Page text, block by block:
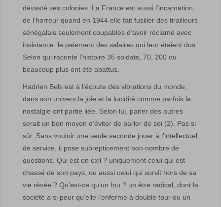
dévasté ses colonies. La France est aussi l’incarnation
de l’horreur quand en 1944 elle fait fusiller des tirailleurs
sénégalais seulement coupables d’avoir réclamé avec
insistance le paiement des salaires qui leur étaient dus.
Selon qui raconte l’histoire 35 soldats, 70, 200 ou
beaucoup plus ont été abattus.
Hadrien Bels est à l’écoute des vibrations du monde,
dans son univers la joie et la lucidité comme parfois la
nostalgie ont partie liée. Selon lui, parler des autres
serait un bon moyen d’éviter de parler de soi (2). Pas si
sûr. Sans vouloir une seule seconde jouer à l’intellectuel
de service, il pose subrepticement bon nombre de
questions. Qui est en exil ? uniquement celui qui est
chassé de son pays, ou aussi celui qui survit hors de sa
vie rêvée ? Qu’est-ce qu’un fou ? un être radical, dont la
société a si peur qu’elle l’enferme à double tour ou un